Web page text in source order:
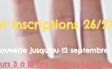
Inscriptions 26/
jusqu'au 12 septembre
3 à 10 ans (Anglais-